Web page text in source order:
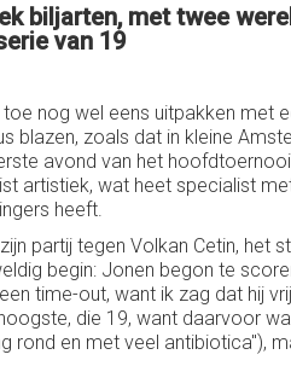
biljarten, met twee
van 19
toe nog wel eens uitpakken
blazen, zoals dat in kleine
avond van het
artistiek, wat heet specialist
heeft.
partij tegen Volkan Cetin,
begin: Jonen begon te
time-out, want ik zag dat hij
die 19, want daarvoor
rond en met veel antibiotica''),